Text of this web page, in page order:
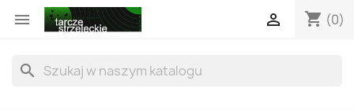
 shopping_cart (0)

search